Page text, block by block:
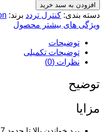
افزودن به سبد خرید
دسته بندی: کنترل تردد برند:
ویژگی های بیشتر محصول
توضیحات
توضیحات تکمیلی
نظرات (0)
توضیح
مزایا